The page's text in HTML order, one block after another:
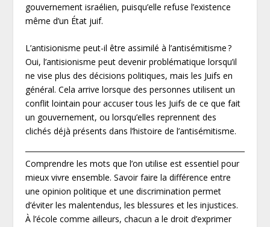
gouvernement israélien, puisqu’elle refuse l’existence
même d’un État juif.
L’antisionisme peut-il être assimilé à l’antisémitisme ?
Oui, l’antisionisme peut devenir problématique lorsqu’il
ne vise plus des décisions politiques, mais les Juifs en
général. Cela arrive lorsque des personnes utilisent un
conflit lointain pour accuser tous les Juifs de ce que fait
un gouvernement, ou lorsqu’elles reprennent des
clichés déjà présents dans l’histoire de l’antisémitisme.
Comprendre les mots que l’on utilise est essentiel pour
mieux vivre ensemble. Savoir faire la différence entre
une opinion politique et une discrimination permet
d’éviter les malentendus, les blessures et les injustices.
À l’école comme ailleurs, chacun a le droit d’exprimer